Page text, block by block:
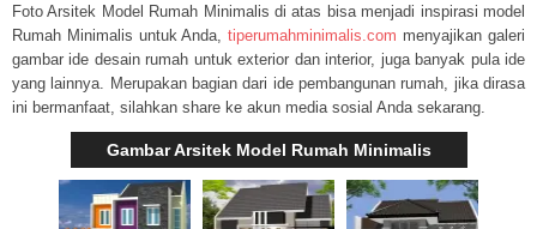
Foto Arsitek Model Rumah Minimalis di atas bisa menjadi inspirasi model
Rumah Minimalis untuk Anda,tiperumahminimalis.com menyajikan galeri
gambar ide desain rumah untuk exterior dan interior, juga banyak pula ide
yang lainnya. Merupakan bagian dari ide pembangunan rumah, jika dirasa
ini bermanfaat, silahkan share ke akun media sosial Anda sekarang.
Gambar Arsitek Model Rumah Minimalis